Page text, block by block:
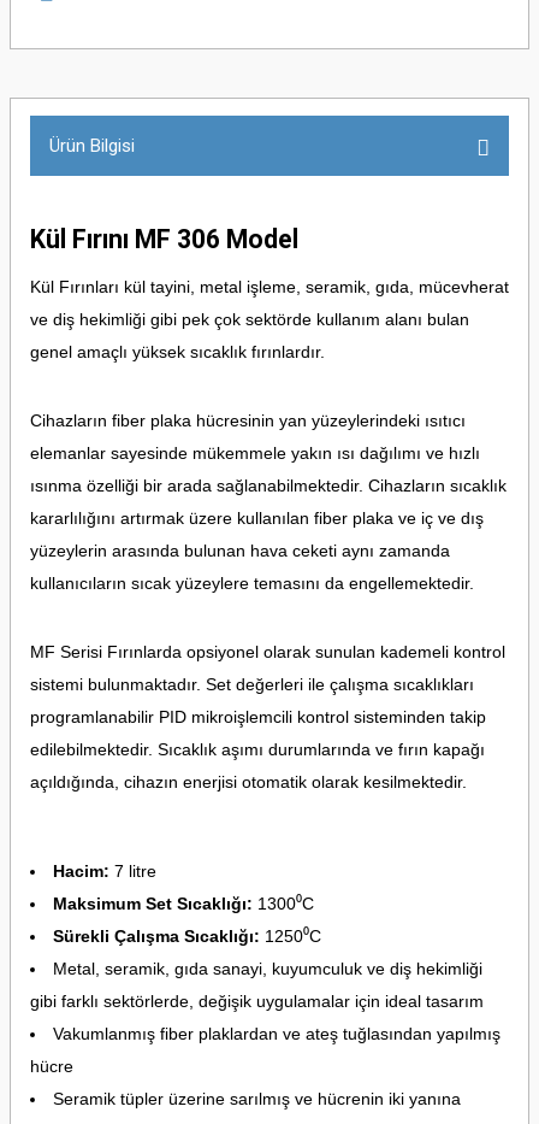
Ürün Bilgisi
Kül Fırını MF 306 Model
Kül Fırınları kül tayini, metal işleme, seramik, gıda, mücevherat
ve diş hekimliği gibi pek çok sektörde kullanım alanı bulan
genel amaçlı yüksek sıcaklık fırınlardır.
Cihazların fiber plaka hücresinin yan yüzeylerindeki ısıtıcı
elemanlar sayesinde mükemmele yakın ısı dağılımı ve hızlı
ısınma özelliği bir arada sağlanabilmektedir. Cihazların sıcaklık
kararlılığını artırmak üzere kullanılan fiber plaka ve iç ve dış
yüzeylerin arasında bulunan hava ceketi aynı zamanda
kullanıcıların sıcak yüzeylere temasını da engellemektedir.
MF Serisi Fırınlarda opsiyonel olarak sunulan kademeli kontrol
sistemi bulunmaktadır. Set değerleri ile çalışma sıcaklıkları
programlanabilir PID mikroişlemcili kontrol sisteminden takip
edilebilmektedir. Sıcaklık aşımı durumlarında ve fırın kapağı
açıldığında, cihazın enerjisi otomatik olarak kesilmektedir.
Hacim:7 litre
Maksimum Set Sıcaklığı: 1300⁰C
Sürekli Çalışma Sıcaklığı: 1250⁰C
Metal, seramik, gıda sanayi, kuyumculuk ve diş hekimliği
gibi farklı sektörlerde, değişik uygulamalar için ideal tasarım
Vakumlanmış fiber plaklardan ve ateş tuğlasından yapılmış
hücre
Seramik tüpler üzerine sarılmış ve hücrenin iki yanına